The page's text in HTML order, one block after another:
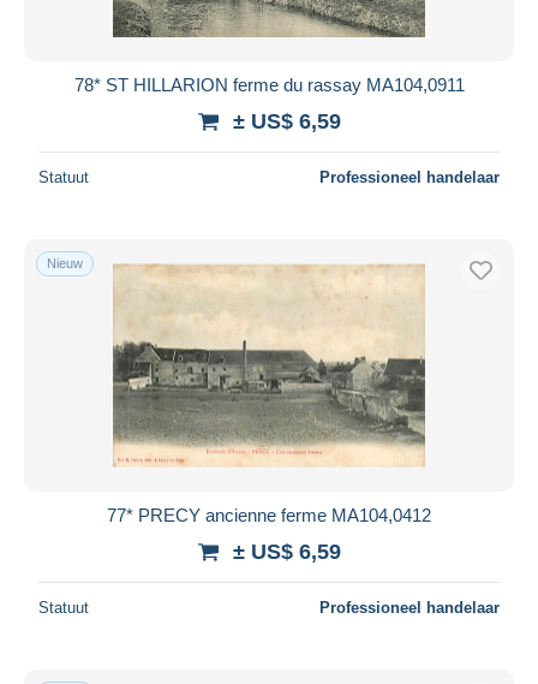
78* ST HILLARION ferme du rassay MA104,0911
± US$ 6,59
Statuut Professioneel handelaar
Nieuw
77* PRECY ancienne ferme MA104,0412
± US$ 6,59
Statuut Professioneel handelaar